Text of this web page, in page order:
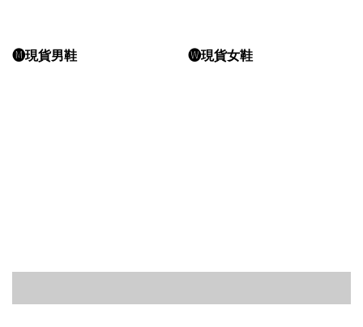
🅜現貨男鞋 🅦現貨女鞋
立即前往